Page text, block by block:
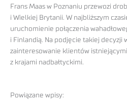
Frans Maas w Poznaniu przewozi
i Wielkiej Brytanii. W najbliższym
uruchomienie połączenia
i Finlandią. Na podjęcie takiej decyzji
zainteresowanie klientów
z krajami nadbałtyckimi.
Powiązane wpisy: